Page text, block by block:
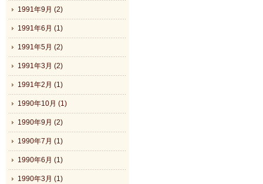
1991年9月 (2)
1991年6月 (1)
1991年5月 (2)
1991年3月 (2)
1991年2月 (1)
1990年10月 (1)
1990年9月 (2)
1990年7月 (1)
1990年6月 (1)
1990年3月 (1)